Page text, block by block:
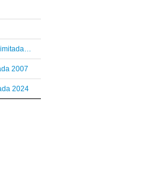
Hoyo de Monterrey Piramides Edicion Limitada 2003
2007
2024